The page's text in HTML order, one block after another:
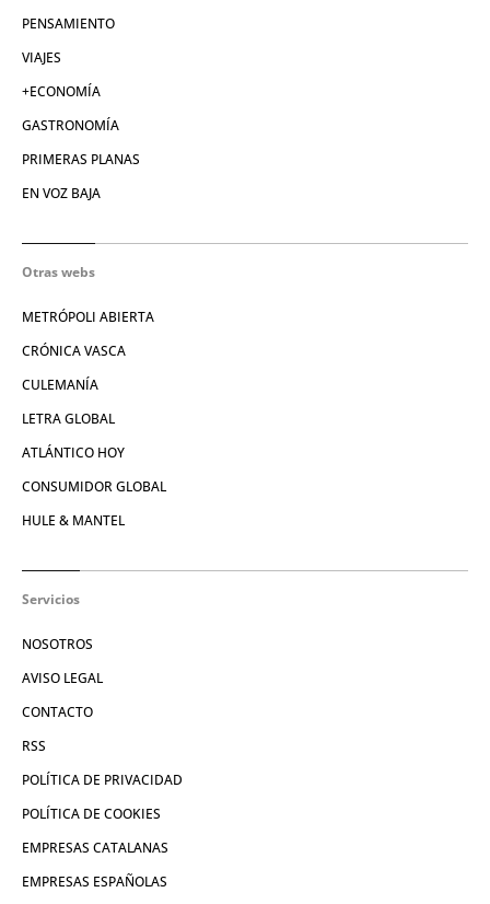
PENSAMIENTO
VIAJES
+ECONOMÍA
GASTRONOMÍA
PRIMERAS PLANAS
EN VOZ BAJA
Otras webs
METRÓPOLI ABIERTA
CRÓNICA VASCA
CULEMANÍA
LETRA GLOBAL
ATLÁNTICO HOY
CONSUMIDOR GLOBAL
HULE & MANTEL
Servicios
NOSOTROS
AVISO LEGAL
CONTACTO
RSS
POLÍTICA DE PRIVACIDAD
POLÍTICA DE COOKIES
EMPRESAS CATALANAS
EMPRESAS ESPAÑOLAS